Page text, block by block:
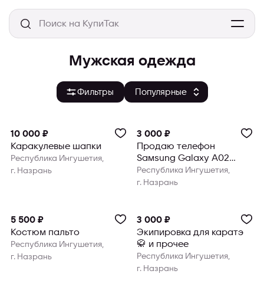
Мужская одежда
Фильтры
10 000 ₽
Каракулевые шапки
Республика Ингушетия,
г. Назрань
3 000 ₽
Продаю телефон
Samsung Galaxy A02
телефон отличном
состоянии ни микро
Республика Ингушетия,
г. Назрань
5 500 ₽
Костюм пальто
Республика Ингушетия,
г. Назрань
3 000 ₽
Экипировка для каратэ
🥋 и прочее
Республика Ингушетия,
г. Назрань